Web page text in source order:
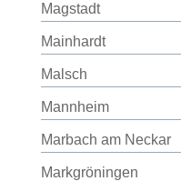
Magstadt
Mainhardt
Malsch
Mannheim
Marbach am Neckar
Markgröningen